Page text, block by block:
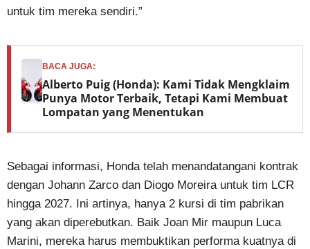
untuk tim mereka sendiri.”
BACA JUGA:
Alberto Puig (Honda): Kami Tidak Mengklaim
Punya Motor Terbaik, Tetapi Kami Membuat
Lompatan yang Menentukan
Sebagai informasi, Honda telah menandatangani kontrak
dengan Johann Zarco dan Diogo Moreira untuk tim LCR
hingga 2027. Ini artinya, hanya 2 kursi di tim pabrikan
yang akan diperebutkan. Baik Joan Mir maupun Luca
Marini, mereka harus membuktikan performa kuatnya di